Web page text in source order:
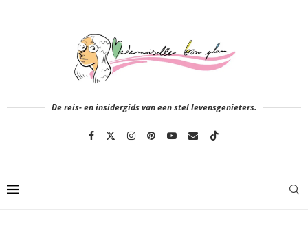
De reis- en insidergids van een stel levensgenieters.